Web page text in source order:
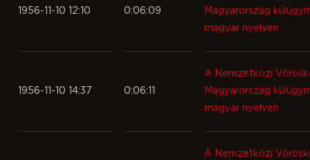
1956-11-10 12:10 0:06:09
Magyarország
magyar nyelven
1956-11-10 14:37 0:06:11
A Nemzetközi
Magyarország
magyar nyelven
A Nemzetközi